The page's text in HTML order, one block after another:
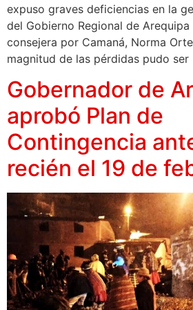
expuso graves deficiencias en la
del Gobierno Regional de Arequipa
consejera por Camaná, Norma
magnitud de las pérdidas pudo
Gobernador de
aprobó Plan de
Contingencia
recién el 19 de